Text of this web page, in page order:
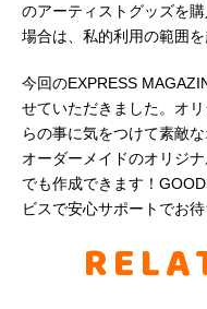
のアーティストグッズを
場合は、私的利用の範囲
今回のEXPRESS
せていただきました。オ
らの事に気をつけて素敵
オーダーメイドのオリジ
でも作成できます！
ビスで安心サポートでお待